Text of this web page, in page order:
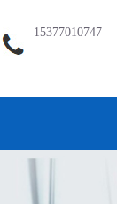
15377010747